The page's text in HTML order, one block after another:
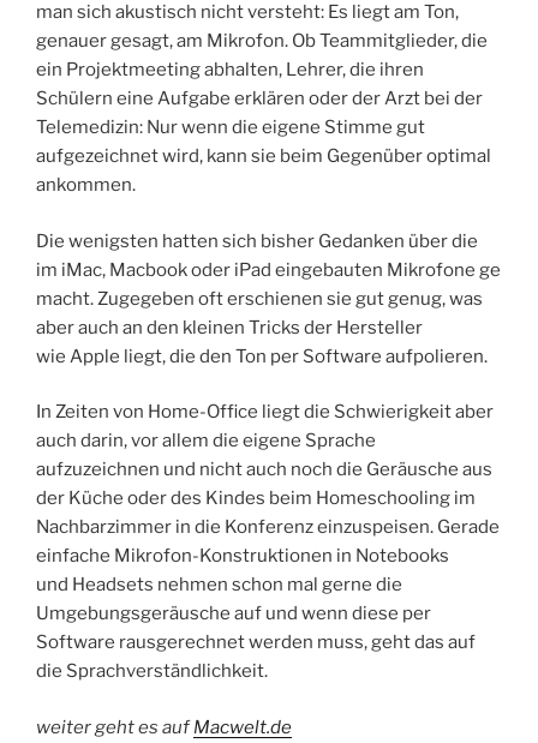
man sich akustisch nicht versteht: Es liegt am Ton,
genauer gesagt, am Mikrofon. Ob Teammitglieder, die
ein Projektmeeting abhalten, Lehrer, die ihren
Schülern eine Aufgabe erklären oder der Arzt bei der
Telemedizin: Nur wenn die eigene Stimme gut
aufgezeichnet wird, kann sie beim Gegenüber optimal
ankommen.
Die wenigsten hatten sich bisher Gedanken über die
im iMac, Macbook oder iPad eingebauten Mikrofone ge
macht. Zugegeben oft erschienen sie gut genug, was
aber auch an den kleinen Tricks der Hersteller
wie Apple liegt, die den Ton per Software aufpolieren.
In Zeiten von Home-Office liegt die Schwierigkeit aber
auch darin, vor allem die eigene Sprache
aufzuzeichnen und nicht auch noch die Geräusche aus
der Küche oder des Kindes beim Homeschooling im
Nachbarzimmer in die Konferenz einzuspeisen. Gerade
einfache Mikrofon-Konstruktionen in Notebooks
und Headsets nehmen schon mal gerne die
Umgebungsgeräusche auf und wenn diese per
Software rausgerechnet werden muss, geht das auf
die Sprachverständlichkeit.
weiter geht es aufMacwelt.de